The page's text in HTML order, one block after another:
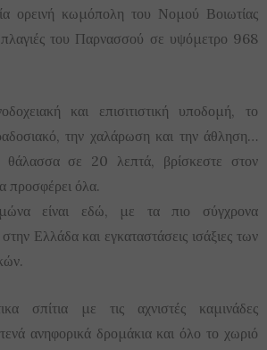
ορεινή κωμόπολη του Νομού Βοιωτίας
πλαγιές του Παρνασσού σε υψόμετρο 968
και επισιτιστική υποδομή, το
την χαλάρωση και την άθληση…
σε 20 λεπτά, βρίσκεστε στον
προσφέρει όλα.
είναι εδώ, με τα πιο σύγχρονα
Ελλάδα και εγκαταστάσεις ισάξιες των
σπίτια με τις αχνιστές καμινάδες
ανηφορικά δρομάκια και όλο το χωριό